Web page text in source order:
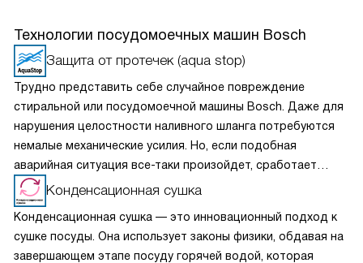
Технологии посудомоечных машин Bosch
Защита от протечек (aqua stop)
Трудно представить себе случайное повреждение
стиральной или посудомоечной машины Bosch. Даже для
нарушения целостности наливного шланга потребуются
немалые механические усилия. Но, если подобная
аварийная ситуация все-таки произойдет, сработает
система АquaStop («ВодаСтоп»): при достижении
определенного уровня воды в страховочной емкости
срабатывает поплавковый выключатель, и клапаны
перекрывают водоснабжение агрегата.
Конденсационная сушка
Конденсационная сушка — это инновационный подход к
сушке посуды. Она использует законы физики, обдавая на
завершающем этапе посуду горячей водой, которая